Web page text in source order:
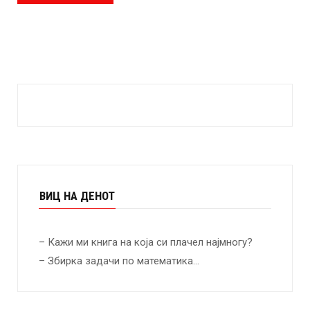
ВИЦ НА ДЕНОТ
– Кажи ми книга на која си плачел најмногу?
– Збирка задачи по математика…